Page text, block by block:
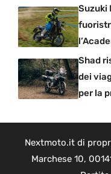
Suzuki
Shad
dei
per la
Nextmoto.it di
Marchese 10,